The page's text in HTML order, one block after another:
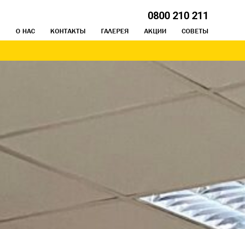
0800 210 211
О НАС КОНТАКТЫ ГАЛЕРЕЯ АКЦИИ СОВЕТЫ